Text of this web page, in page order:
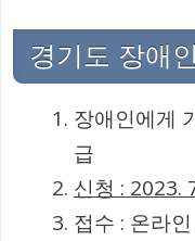
경기도 장애
장애인에게
급
신청 : 2023.
접수 : 온라